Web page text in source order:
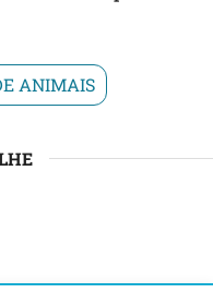
ANIMAIS